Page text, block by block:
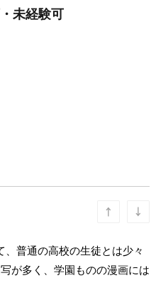
未経験可
、普通の高校の生徒とは少々
が多く、学園ものの漫画には